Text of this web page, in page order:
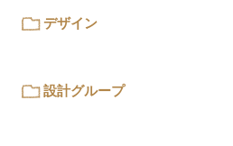
デザイン
設計グループ